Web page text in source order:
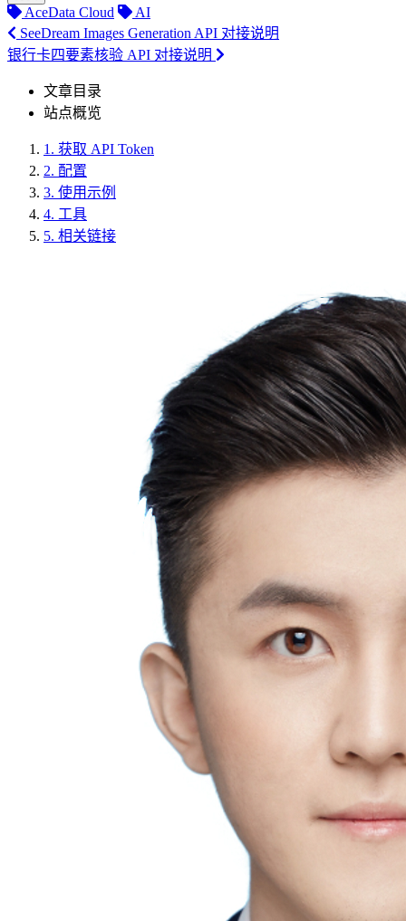
AceData Cloud
AI
SeeDream Images Generation API 对接说明
银行卡四要素核验 API 对接说明
文章目录
站点概览
1. 获取 API Token
2. 配置
3. 使用示例
4. 工具
5. 相关链接